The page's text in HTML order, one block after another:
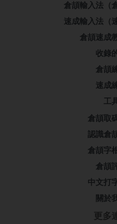
倉頡輸入法（
速成輸入法（
倉頡速成
收錄
倉頡
速成
工
倉頡取
認識倉
倉頡字
倉頡
中文打
關於
更多